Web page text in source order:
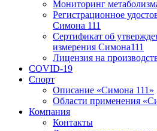
Мониторинг
Регистрационное
Симона 111
Сертификат об
измерения Симона111
Лицензия на
COVID-19
Спорт
Описание «Симона 111»
Области применения
Компания
Контакты